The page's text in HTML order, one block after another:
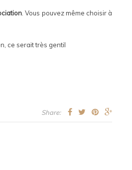
. Vous pouvez même choisir à
ce serait très gentil
Share: